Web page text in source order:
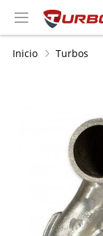
Inicio Turbos